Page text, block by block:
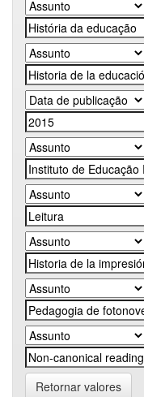
Retornar valores